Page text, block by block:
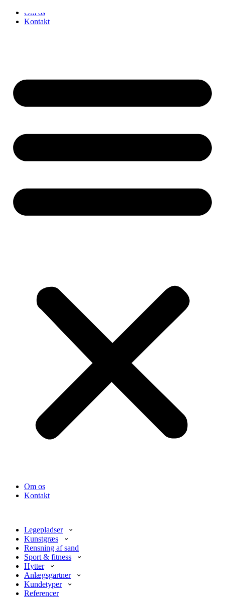
VidereOm os
Kontakt
Om os
Kontakt
Legepladser
Kunstgræs
Rensning af sand
Sport & fitness
Hytter
Anlægsgartner
Kundetyper
Referencer